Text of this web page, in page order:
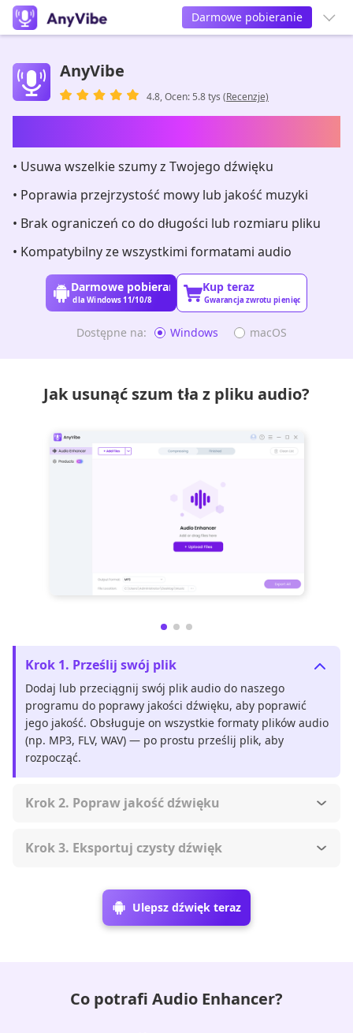
Darmowe pobieranie
AnyVibe
4.8, Ocen: 5.8 tys (Recenzje)
• Usuwa wszelkie szumy z Twojego dźwięku
• Poprawia przejrzystość mowy lub jakość muzyki
• Brak ograniczeń co do długości lub rozmiaru pliku
• Kompatybilny ze wszystkimi formatami audio
Darmowe pobieranie
dla Windows 11/10/8
Kup teraz
Gwarancja zwrotu pieniędzy
Dostępne na: Windows macOS
Jak usunąć szum tła z pliku audio?
Krok 1. Prześlij swój plik
Dodaj lub przeciągnij swój plik audio do naszego
programu do poprawy jakości dźwięku, aby poprawić
jego jakość. Obsługuje on wszystkie formaty plików audio
(np. MP3, FLV, WAV) — po prostu prześlij plik, aby
rozpocząć.
Krok 2. Popraw jakość dźwięku
Krok 3. Eksportuj czysty dźwięk
Ulepsz dźwięk teraz
Co potrafi Audio Enhancer?